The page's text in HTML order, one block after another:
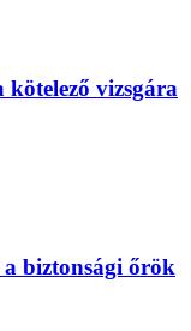
vizsgára
biztonsági őrök